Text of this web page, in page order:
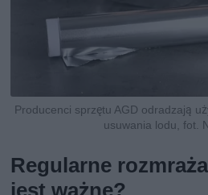
Producenci sprzętu AGD odradzają
usuwania lodu, fot.
Regularne
jest ważne?